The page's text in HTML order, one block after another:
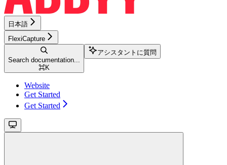
日本語
FlexiCapture
Search documentation...
⌘K
アシスタントに質問
Website
Get Started
Get Started